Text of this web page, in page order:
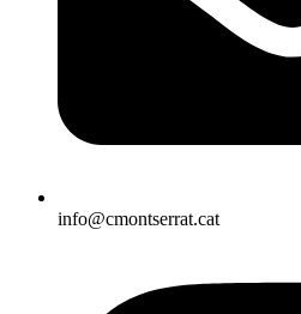
info@cmontserrat.cat